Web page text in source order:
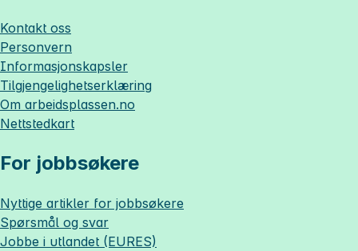
Kontakt oss
Personvern
Informasjonskapsler
Tilgjengelighetserklæring
Om arbeidsplassen.no
Nettstedkart
For jobbsøkere
Nyttige artikler for jobbsøkere
Spørsmål og svar
Jobbe i utlandet (EURES)